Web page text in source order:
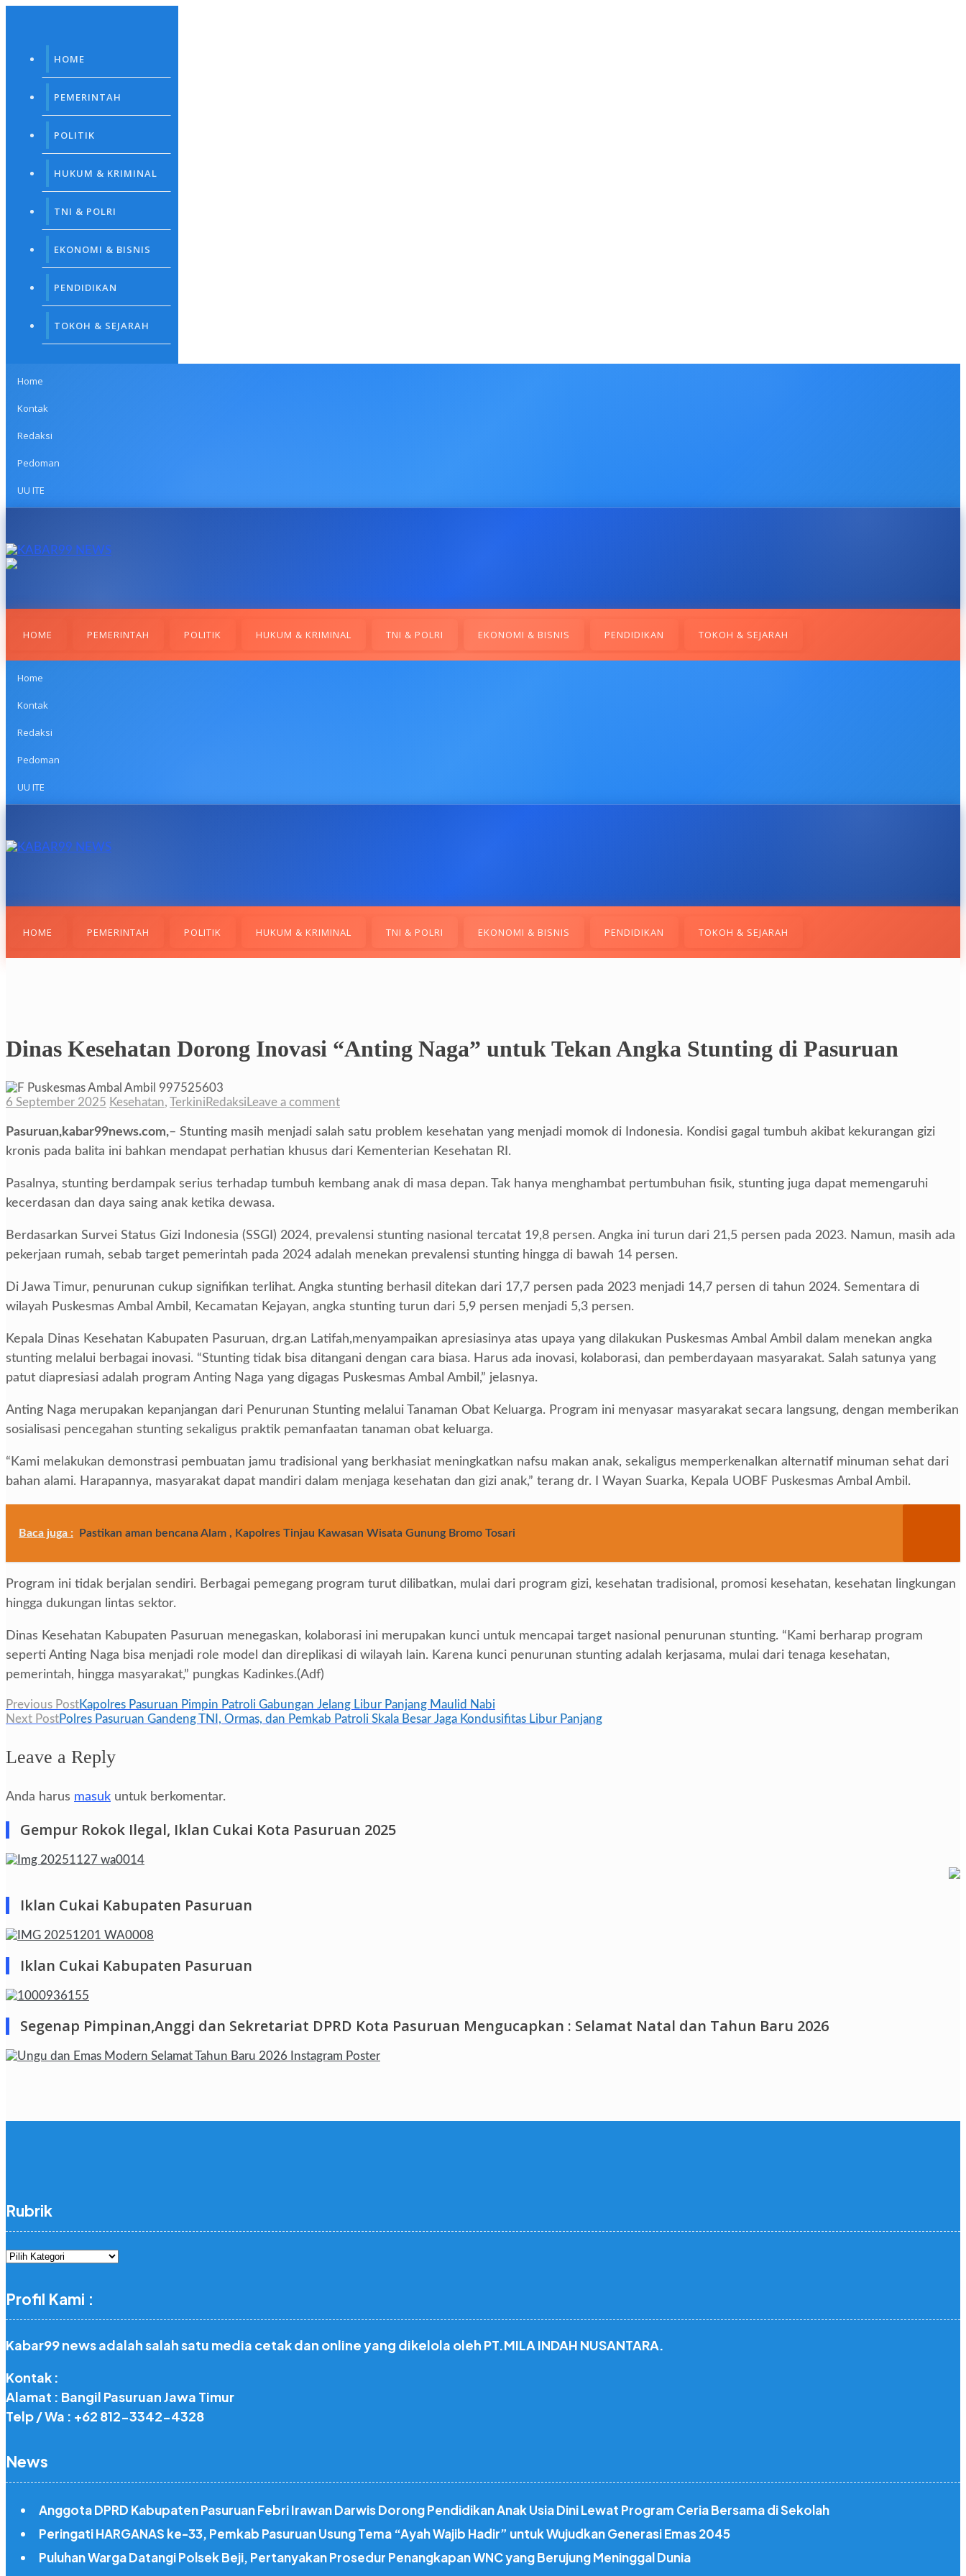
HOME
PEMERINTAH
POLITIK
HUKUM & KRIMINAL
TNI & POLRI
EKONOMI & BISNIS
PENDIDIKAN
TOKOH & SEJARAH
Home
Kontak
Redaksi
Pedoman
UU ITE
HOME PEMERINTAH POLITIK HUKUM & KRIMINAL TNI & POLRI EKONOMI & BISNIS PENDIDIKAN TOKOH & SEJARAH
Home
Kontak
Redaksi
Pedoman
UU ITE
HOME PEMERINTAH POLITIK HUKUM & KRIMINAL TNI & POLRI EKONOMI & BISNIS PENDIDIKAN TOKOH & SEJARAH
Dinas Kesehatan Dorong Inovasi “Anting Naga” untuk Tekan Angka Stunting di Pasuruan
6 September 2025 Kesehatan, Terkini Redaksi Leave a comment
Pasuruan,kabar99news.com,– Stunting masih menjadi salah satu problem kesehatan yang menjadi momok di Indonesia. Kondisi gagal tumbuh akibat kekurangan gizi
kronis pada balita ini bahkan mendapat perhatian khusus dari Kementerian Kesehatan RI.
Pasalnya, stunting berdampak serius terhadap tumbuh kembang anak di masa depan. Tak hanya menghambat pertumbuhan fisik, stunting juga dapat memengaruhi
kecerdasan dan daya saing anak ketika dewasa.
Berdasarkan Survei Status Gizi Indonesia (SSGI) 2024, prevalensi stunting nasional tercatat 19,8 persen. Angka ini turun dari 21,5 persen pada 2023. Namun, masih ada
pekerjaan rumah, sebab target pemerintah pada 2024 adalah menekan prevalensi stunting hingga di bawah 14 persen.
Di Jawa Timur, penurunan cukup signifikan terlihat. Angka stunting berhasil ditekan dari 17,7 persen pada 2023 menjadi 14,7 persen di tahun 2024. Sementara di
wilayah Puskesmas Ambal Ambil, Kecamatan Kejayan, angka stunting turun dari 5,9 persen menjadi 5,3 persen.
Kepala Dinas Kesehatan Kabupaten Pasuruan, drg.an Latifah,menyampaikan apresiasinya atas upaya yang dilakukan Puskesmas Ambal Ambil dalam menekan angka
stunting melalui berbagai inovasi. “Stunting tidak bisa ditangani dengan cara biasa. Harus ada inovasi, kolaborasi, dan pemberdayaan masyarakat. Salah satunya yang
patut diapresiasi adalah program Anting Naga yang digagas Puskesmas Ambal Ambil,” jelasnya.
Anting Naga merupakan kepanjangan dari Penurunan Stunting melalui Tanaman Obat Keluarga. Program ini menyasar masyarakat secara langsung, dengan memberikan
sosialisasi pencegahan stunting sekaligus praktik pemanfaatan tanaman obat keluarga.
“Kami melakukan demonstrasi pembuatan jamu tradisional yang berkhasiat meningkatkan nafsu makan anak, sekaligus memperkenalkan alternatif minuman sehat dari
bahan alami. Harapannya, masyarakat dapat mandiri dalam menjaga kesehatan dan gizi anak,” terang dr. I Wayan Suarka, Kepala UOBF Puskesmas Ambal Ambil.
Baca juga : Pastikan aman bencana Alam , Kapolres Tinjau Kawasan Wisata Gunung Bromo Tosari
Program ini tidak berjalan sendiri. Berbagai pemegang program turut dilibatkan, mulai dari program gizi, kesehatan tradisional, promosi kesehatan, kesehatan lingkungan
hingga dukungan lintas sektor.
Dinas Kesehatan Kabupaten Pasuruan menegaskan, kolaborasi ini merupakan kunci untuk mencapai target nasional penurunan stunting. “Kami berharap program
seperti Anting Naga bisa menjadi role model dan direplikasi di wilayah lain. Karena kunci penurunan stunting adalah kerjasama, mulai dari tenaga kesehatan,
pemerintah, hingga masyarakat,” pungkas Kadinkes.(Adf)
Navigasi
Previous PostKapolres Pasuruan Pimpin Patroli Gabungan Jelang Libur Panjang Maulid Nabi
Next PostPolres Pasuruan Gandeng TNI, Ormas, dan Pemkab Patroli Skala Besar Jaga Kondusifitas Libur Panjang
Leave a Reply
Anda harus masuk untuk berkomentar.
Gempur Rokok Ilegal, Iklan Cukai Kota Pasuruan 2025
Iklan Cukai Kabupaten Pasuruan
Iklan Cukai Kabupaten Pasuruan
Segenap Pimpinan,Anggi dan Sekretariat DPRD Kota Pasuruan Mengucapkan : Selamat Natal dan Tahun Baru 2026
Rubrik
Rubrik
Profil Kami :
Kabar99 news adalah salah satu media cetak dan online yang dikelola oleh PT.MILA INDAH NUSANTARA.
Kontak :
Alamat : Bangil Pasuruan Jawa Timur
Telp / Wa : +62 812-3342-4328
News
Anggota DPRD Kabupaten Pasuruan Febri Irawan Darwis Dorong Pendidikan Anak Usia Dini Lewat Program Ceria Bersama di Sekolah
Peringati HARGANAS ke-33, Pemkab Pasuruan Usung Tema “Ayah Wajib Hadir” untuk Wujudkan Generasi Emas 2045
Puluhan Warga Datangi Polsek Beji, Pertanyakan Prosedur Penangkapan WNC yang Berujung Meninggal Dunia